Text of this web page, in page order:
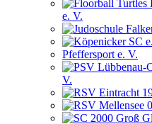
e. V.
Pfeffersport e. V.
V.